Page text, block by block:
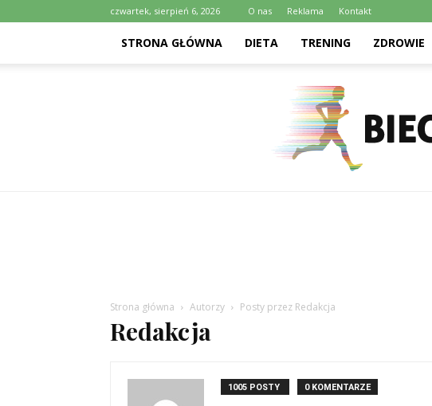
czwartek, sierpień 6, 2026 O nas Reklama Kontakt
STRONA GŁÓWNA DIETA TRENING ZDROWIE
Strona główna Autorzy Posty przez Redakcja
Redakcja
1005 POSTY 0 KOMENTARZE